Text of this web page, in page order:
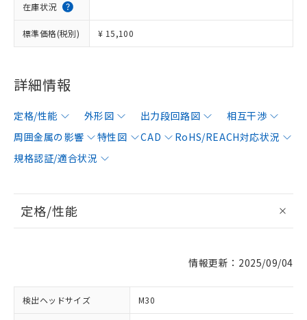
在庫状況
標準価格(税別) ¥ 15,100
詳細情報
定格/性能 外形図 出力段回路図
相互干渉
周囲金属の影響
特性図 CAD
RoHS/REACH対応状況
規格認証/適合状況
定格/性能
情報更新：2025/09/04
検出ヘッドサイズ M30